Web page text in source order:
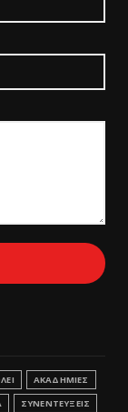
ΑΚΑΔΗΜΙΕΣ
ΣΥΝΕΝΤΕΥΞΕΙΣ